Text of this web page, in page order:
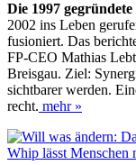
Die 1997 gegründete
2002 ins Leben
fusioniert. Das berich
FP-CEO Mathias
Breisgau. Ziel:
sichtbarer werden.
recht. mehr »